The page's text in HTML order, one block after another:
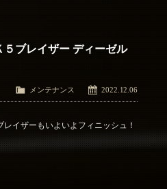
５ブレイザー ディーゼル
2022.12.06
メンテナンス
イザーもいよいよフィニッシュ！